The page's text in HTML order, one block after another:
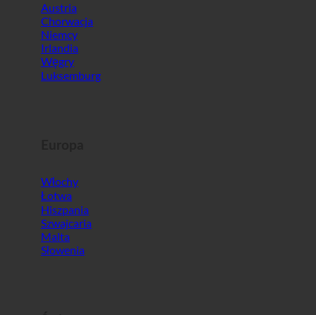
Austria
Chorwacja
Niemcy
Irlandia
Węgry
Luksemburg
Włochy
Łotwa
Hiszpania
Szwajcaria
Malta
Słowenia